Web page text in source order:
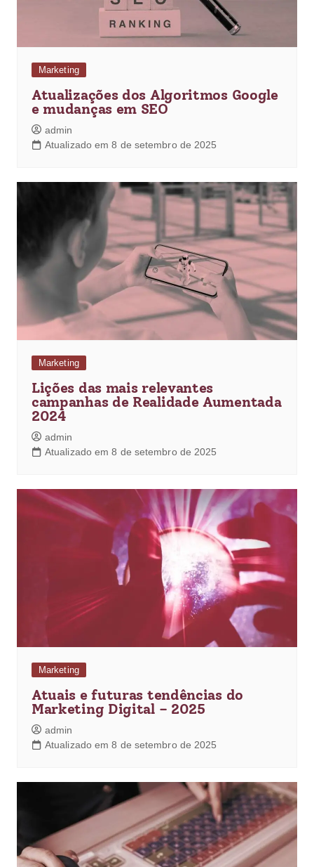
Marketing
Atualizações dos Algoritmos Google
e mudanças em SEO
admin
Atualizado em 8 de setembro de 2025
Marketing
Lições das mais relevantes
campanhas de Realidade Aumentada
2024
admin
Atualizado em 8 de setembro de 2025
Marketing
Atuais e futuras tendências do
Marketing Digital – 2025
admin
Atualizado em 8 de setembro de 2025